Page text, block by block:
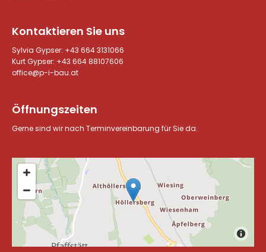
Kontaktieren Sie uns
Sylvia Gypser: +43 664 3131066
Kurt Gypser: +43 664 88107606
office@p-i-bau.at
Öffnungszeiten
Gerne sind wir nach Terminvereinbarung für Sie da.